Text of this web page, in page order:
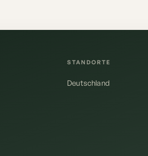
STANDORTE
Deutschland